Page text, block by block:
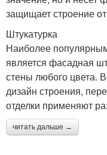
защищает строение
Штукатурка
Наиболее
является фасадная
стены любого цвета.
дизайн строения,
отделки применяют
читать дальше →